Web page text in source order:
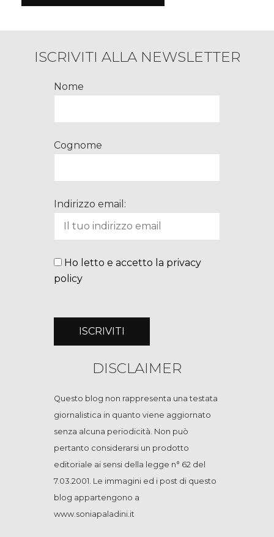
ISCRIVITI ALLA NEWSLETTER
Nome
Cognome
Indirizzo email:
Ho letto e accetto la privacy
policy
DISCLAIMER
Questo blog non rappresenta una testata
giornalistica in quanto viene aggiornato
senza alcuna periodicità. Non può
pertanto considerarsi un prodotto
editoriale ai sensi della legge n° 62 del
7.03.2001. Le immagini ed i post di questo
blog appartengono a
www.soniapaladini.it